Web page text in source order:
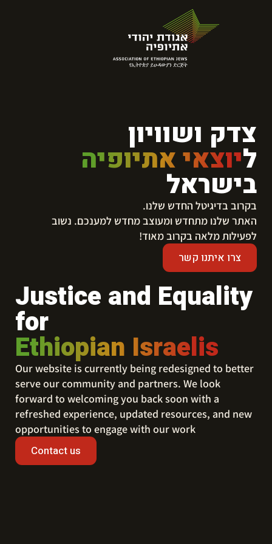
צדק ושוויון
ליוצאי אתיופיה
בישראל
בקרוב בדיגיטל החדש שלנו.
​האתר שלנו מתחדש ומעוצב מחדש למענכם. נשוב
לפעילות מלאה בקרוב מאוד!
צרו איתנו קשר
Justice and Equality
for
Ethiopian Israelis
Our website is currently being redesigned to better
serve our community and partners. We look
forward to welcoming you back soon with a
refreshed experience, updated resources, and new
opportunities to engage with our work
Contact us